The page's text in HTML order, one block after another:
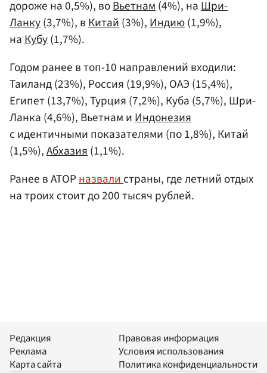
дороже на 0,5%), воВьетнам(4%), наШри-
Ланку(3,7%), вКитай(3%),Индию(1,9%),
наКубу(1,7%).
Годом ранее в топ-10 направлений входили:
Таиланд (23%), Россия (19,9%), ОАЭ (15,4%),
Египет (13,7%), Турция (7,2%), Куба (5,7%), Шри-
Ланка (4,6%), Вьетнам иИндонезия
с идентичными показателями (по 1,8%), Китай
(1,5%),Абхазия(1,1%).
Ранее в АТОРназвалистраны, где летний отдых
на троих стоит до 200 тысяч рублей.
Редакция
Реклама
Карта сайта
Правовая информация
Условия использования
Политика конфиденциальности